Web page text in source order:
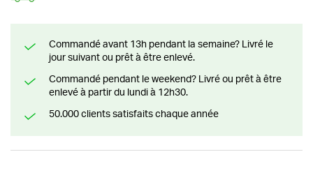
Commandé avant 13h pendant la semaine? Livré le
jour suivant ou prêt à être enlevé.
Commandé pendant le weekend? Livré ou prêt à être
enlevé à partir du lundi à 12h30.
50.000 clients satisfaits chaque année